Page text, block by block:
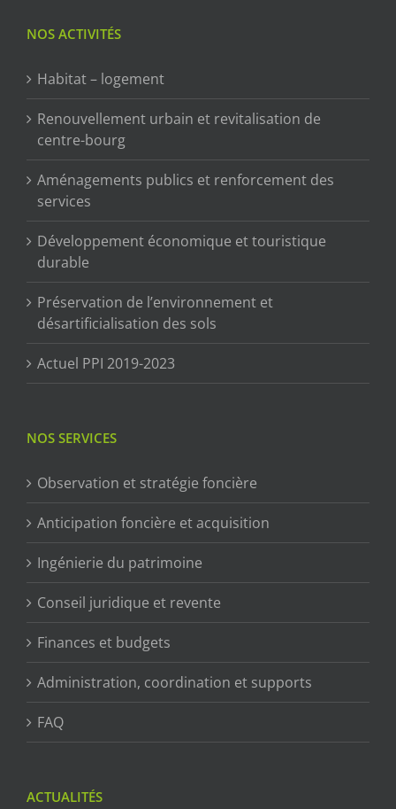
NOS ACTIVITÉS
Habitat – logement
Renouvellement urbain et revitalisation de
centre-bourg
Aménagements publics et renforcement des
services
Développement économique et touristique
durable
Préservation de l’environnement et
désartificialisation des sols
Actuel PPI 2019-2023
NOS SERVICES
Observation et stratégie foncière
Anticipation foncière et acquisition
Ingénierie du patrimoine
Conseil juridique et revente
Finances et budgets
Administration, coordination et supports
FAQ
ACTUALITÉS